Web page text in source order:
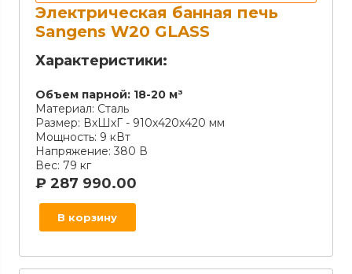
Электрическая банная печь
Sangens W20 GLASS
Характеристики:
Объем парной: 18-20 м³
Материал: Сталь
Размер: ВхШхГ - 910х420х420 мм
Мощность: 9 кВт
Напряжение: 380 В
Вес: 79 кг
₽ 287 990.00
В корзину